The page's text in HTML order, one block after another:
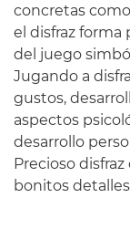
concretas
el disfraz
del juego
Jugando a
gustos,
aspectos
desarrollo
Precioso
bonitos